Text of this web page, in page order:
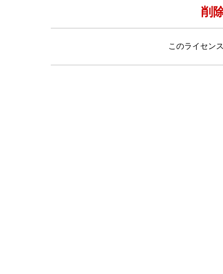
削
このライセン